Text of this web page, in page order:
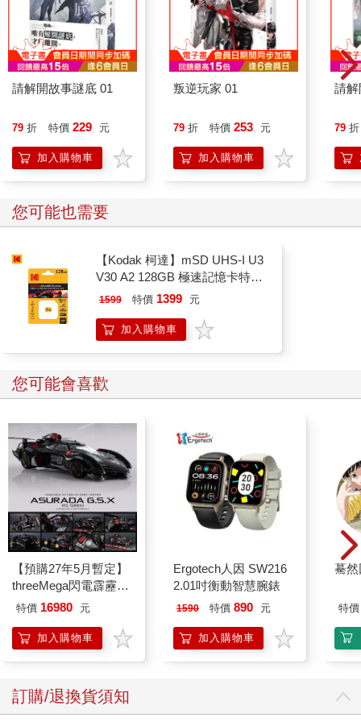
請解開故事謎底 01
79 折 特價 229 元
加入購物車
叛逆玩家 01
79 折 特價 253 元
加入購物車
請解
79 折
您可能也需要
【Kodak 柯達】mSD UHS-I U3
V30 A2 128GB 極速記憶卡特仕
版
1599 特價 1399 元
加入購物車
您可能會喜歡
【預購27年5月暫定】
threeMega閃電霹靂車
VA Hi-SPEC UNITED
SIREN 黑色限定
特價 16980 元
加入購物車
Ergotech人因 SW216
2.01吋衡動智慧腕錶
1590 特價 890 元
加入購物車
驀
特價
訂購/退換貨須知